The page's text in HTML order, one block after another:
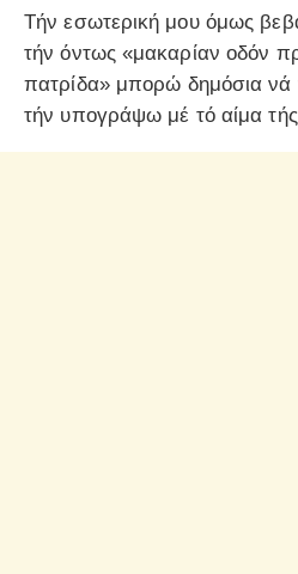
Τήν εσωτερική μου όμως
τήν όντως «μακαρίαν οδόν
πατρίδα» μπορώ δημόσια νά
τήν υπογράψω μέ τό αίμα